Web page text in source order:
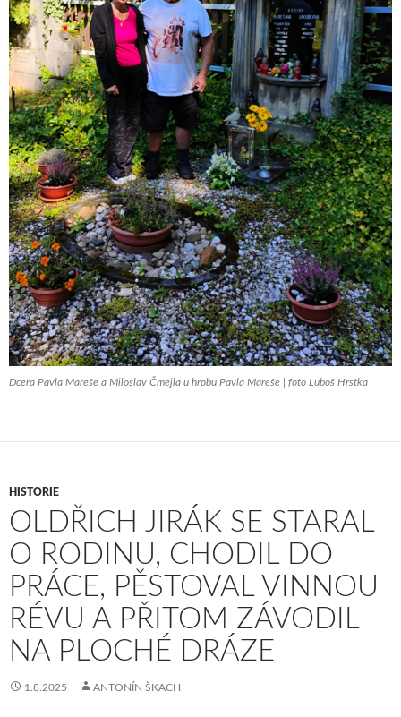
Dcera Pavla Mareše a Miloslav Čmejla u hrobu Pavla Mareše | foto Luboš Hrstka
HISTORIE
OLDŘICH JIRÁK SE STARAL
O RODINU, CHODIL DO
PRÁCE, PĚSTOVAL VINNOU
RÉVU A PŘITOM ZÁVODIL
NA PLOCHÉ DRÁZE
1.8.2025 ANTONÍN ŠKACH